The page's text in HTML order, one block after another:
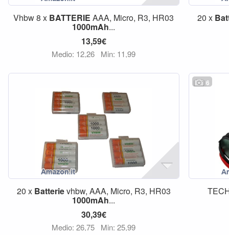
Vhbw 8 x BATTERIE AAA, Micro, R3, HR03
1000mAh...
13,59€
Medio: 12,26 Min: 11,99
20 x
20 x Batterievhbw, AAA, Micro, R3, HR03
1000mAh...
30,39€
Medio: 26,75 Min: 25,99
6